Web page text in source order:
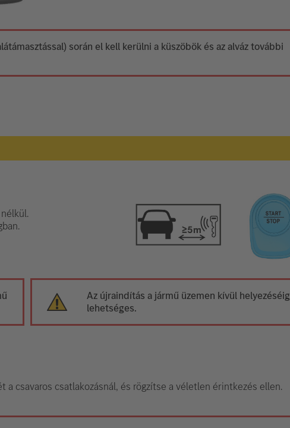
során el kell kerülni a küszöbök és az alváz további
Az újraindítás a jármű üzemen kívül helyezéséig
lehetséges.
csavaros csatlakozásnál, és rögzítse a véletlen érintkezés ellen.